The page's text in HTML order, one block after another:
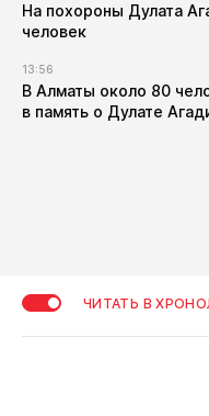
​На похороны Дулата
человек
13:56
​В Алматы около 80
в память о Дулате
ЧИТАТЬ В